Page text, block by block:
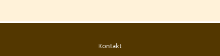
Schwimmwettbewerb 2026
Rollstuhlprojekt
Kontakt